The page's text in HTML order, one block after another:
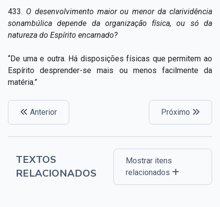
433. O desenvolvimento maior ou menor da clarividência
sonambúlica depende da organização física, ou só da
natureza do Espírito encarnado?
“De uma e outra. Há disposições físicas que permitem ao
Espírito desprender-se mais ou menos facilmente da
matéria.”
Anterior Próximo
TEXTOS
RELACIONADOS
Mostrar itens
relacionados